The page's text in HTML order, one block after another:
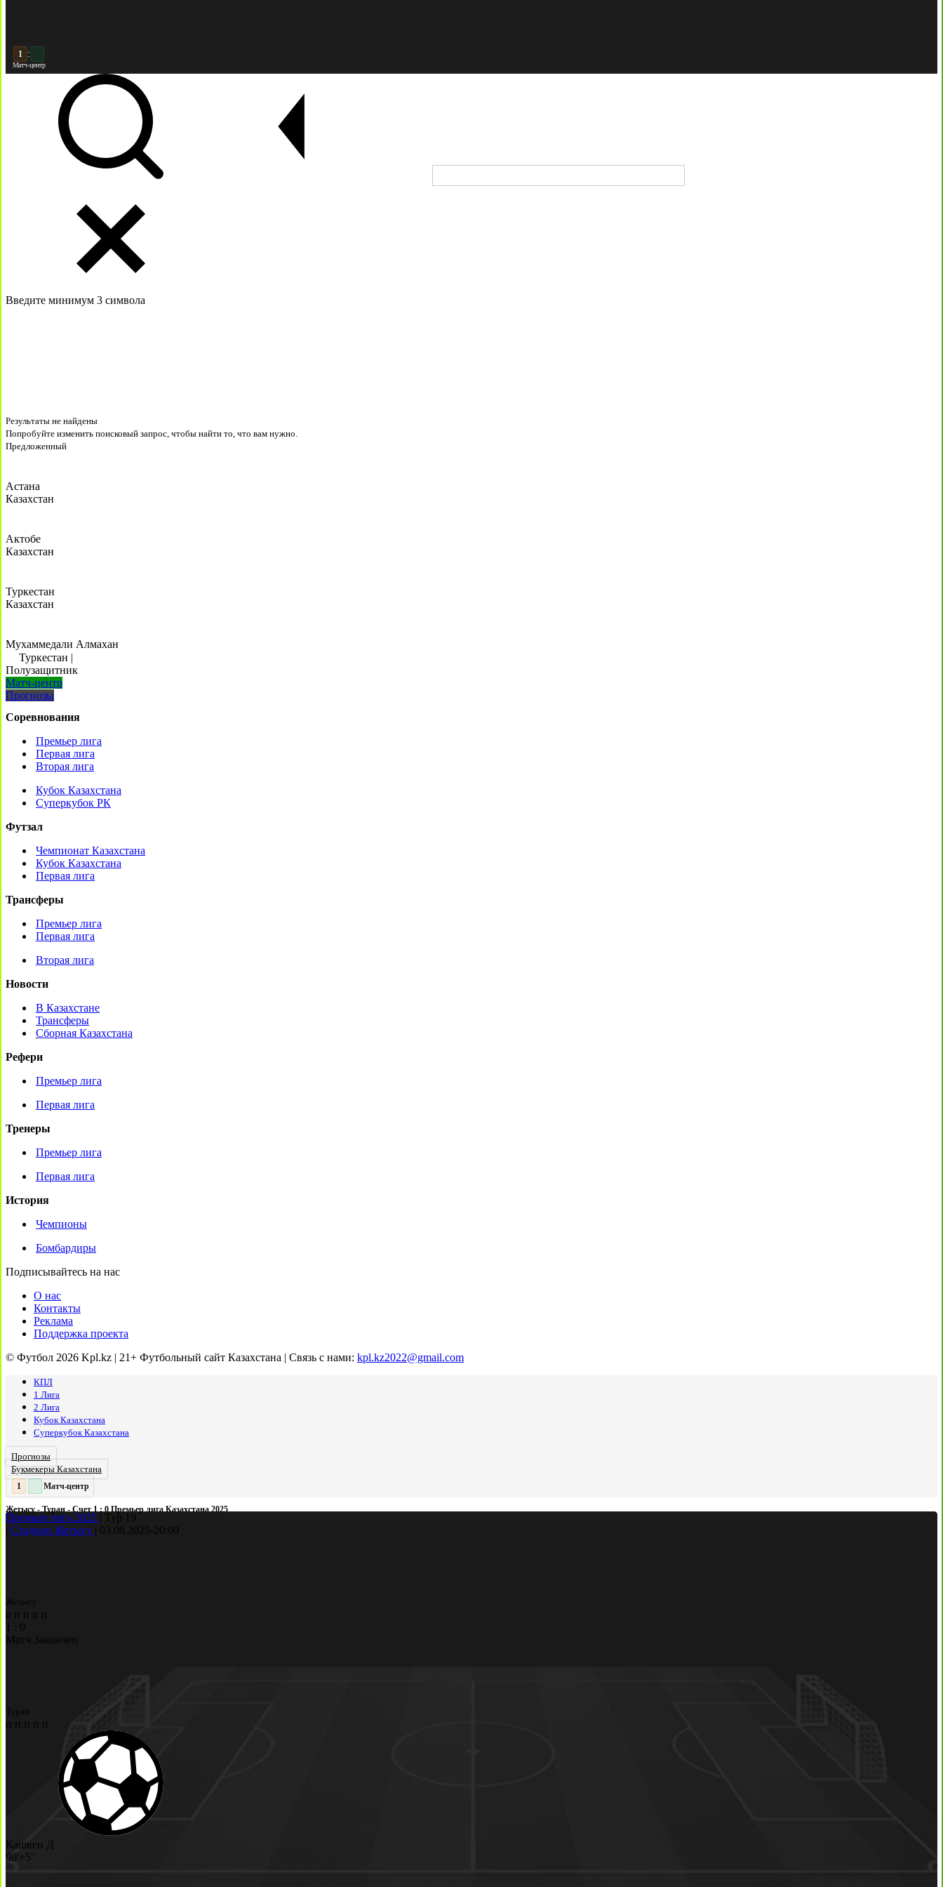
2 :
Матч-центр
Введите минимум 3 символа
Результаты не найдены
Попробуйте изменить поисковый запрос, чтобы найти то, что вам нужно.
Предложенный
Астана
Казахстан
Актобе
Казахстан
Туркестан
Казахстан
Мухаммедали Алмахан
Туркестан |
Полузащитник
Матч-центр
Прогнозы
Соревнования
Премьер лига
Первая лига
Вторая лига
Кубок Казахстана
Суперкубок РК
Футзал
Чемпионат Казахстана
Кубок Казахстана
Первая лига
Трансферы
Премьер лига
Первая лига
Вторая лига
Новости
В Казахстане
Трансферы
Сборная Казахстана
Рефери
Премьер лига
Первая лига
Тренеры
Премьер лига
Первая лига
История
Чемпионы
Бомбардиры
Подписывайтесь на нас
О нас
Контакты
Реклама
Поддержка проекта
© Футбол 2026 Kpl.kz | 21+ Футбольный сайт Казахстана | Связь с нами: kpl.kz2022@gmail.com
КПЛ
1 Лига
2 Лига
Кубок Казахстана
Суперкубок Казахстана
Прогнозы
Букмекеры Казахстана
2 : Матч-центр
Жетысу - Туран - Счет 1 : 0 Премьер лига Казахстана 2025
Премьер лига 2025
Тур 19
Стадион Жетысу 03.08.2025- 20:00
Жетысу
в п п в
п
1
0
Матч Закончен
Туран
п п п п п
Кашкен Д
90'+5'